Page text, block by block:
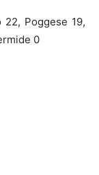
22, Poggese 19,
0